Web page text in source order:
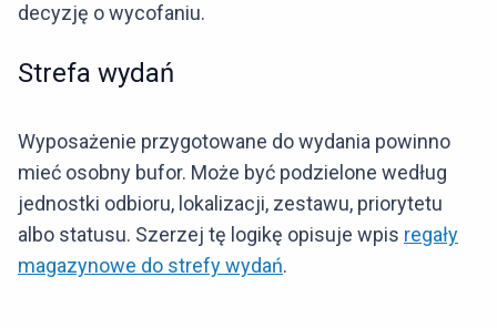
decyzję o wycofaniu.
Strefa wydań
Wyposażenie przygotowane do wydania powinno
mieć osobny bufor. Może być podzielone według
jednostki odbioru, lokalizacji, zestawu, priorytetu
albo statusu. Szerzej tę logikę opisuje wpis regały
magazynowe do strefy wydań.